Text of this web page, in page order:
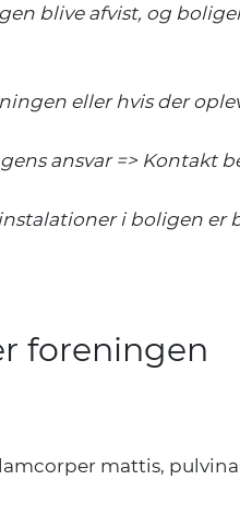
blive afvist, og
eller hvis der
ansvar => Kontakt
i boligen er
foreningen
mattis,